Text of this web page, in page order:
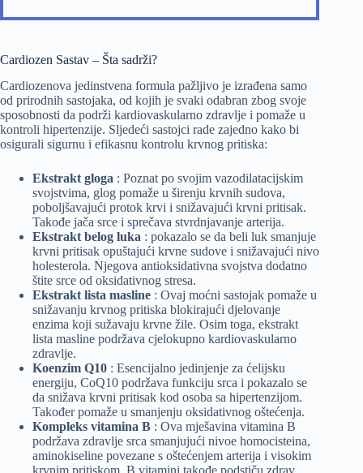
Cardiozen Sastav – Šta sadrži?
Cardiozenova jedinstvena formula pažljivo je izrađena samo
od prirodnih sastojaka, od kojih je svaki odabran zbog svoje
sposobnosti da podrži kardiovaskularno zdravlje i pomaže u
kontroli hipertenzije. Sljedeći sastojci rade zajedno kako bi
osigurali sigurnu i efikasnu kontrolu krvnog pritiska:
Ekstrakt gloga : Poznat po svojim vazodilatacijskim
svojstvima, glog pomaže u širenju krvnih sudova,
poboljšavajući protok krvi i snižavajući krvni pritisak.
Takođe jača srce i sprečava stvrdnjavanje arterija.
Ekstrakt belog luka : pokazalo se da beli luk smanjuje
krvni pritisak opuštajući krvne sudove i snižavajući nivo
holesterola. Njegova antioksidativna svojstva dodatno
štite srce od oksidativnog stresa.
Ekstrakt lista masline : Ovaj moćni sastojak pomaže u
snižavanju krvnog pritiska blokirajući djelovanje
enzima koji sužavaju krvne žile. Osim toga, ekstrakt
lista masline podržava cjelokupno kardiovaskularno
zdravlje.
Koenzim Q10 : Esencijalno jedinjenje za ćelijsku
energiju, CoQ10 podržava funkciju srca i pokazalo se
da snižava krvni pritisak kod osoba sa hipertenzijom.
Također pomaže u smanjenju oksidativnog oštećenja.
Kompleks vitamina B : Ova mješavina vitamina B
podržava zdravlje srca smanjujući nivoe homocisteina,
aminokiseline povezane s oštećenjem arterija i visokim